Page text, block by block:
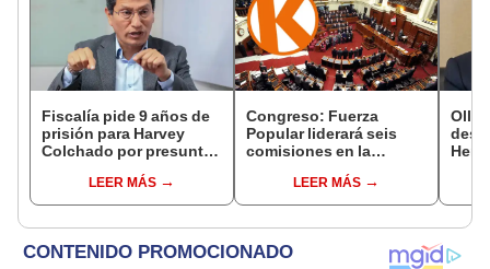
Fiscalía pide 9 años de
prisión para Harvey
Colchado por presunta
incompatible y falsedad
ideológica
LEER MÁS
Congreso: Fuerza
Popular liderará seis
comisiones en la
LEER MÁS